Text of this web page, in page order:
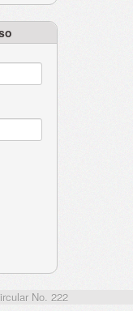
No. 222